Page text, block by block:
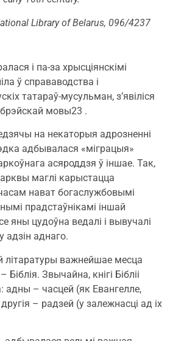
of Belarus, 096/4237
і па-за хрысціянскімі
ў справаводства і
татараў-мусульман, з’явіліся
мовы23 .
на некаторыя адрозненні
адбывалася «міграцыя»
асяроддзя ў іншае. Так,
маглі карыстацца
нават богаслужбовымі
прадстаўнікамі іншай
яны цудоўна ведалі і вывучалі
адзін аднаго.
важнейшае месца
Біблія. Звычайна, кнігі Бібліі
адны – часцей (як Евангелле,
– радзей (у залежнасці ад іх